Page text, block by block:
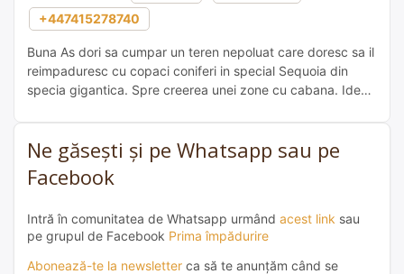
+447415278740
Buna As dori sa cumpar un teren nepoluat care doresc sa il
reimpaduresc cu copaci coniferi in special Sequoia din
specia gigantica. Spre creerea unei zone cu cabana. Ideea
vor rezista unor viitoare schimbari climatice in caldura. Cu
stima Adrian Podar
Ne găsești și pe Whatsapp sau pe
Facebook
Intră în comunitatea de Whatsapp urmând acest link sau
pe grupul de Facebook Prima împădurire
Abonează-te la newsletter ca să te anunțăm când se